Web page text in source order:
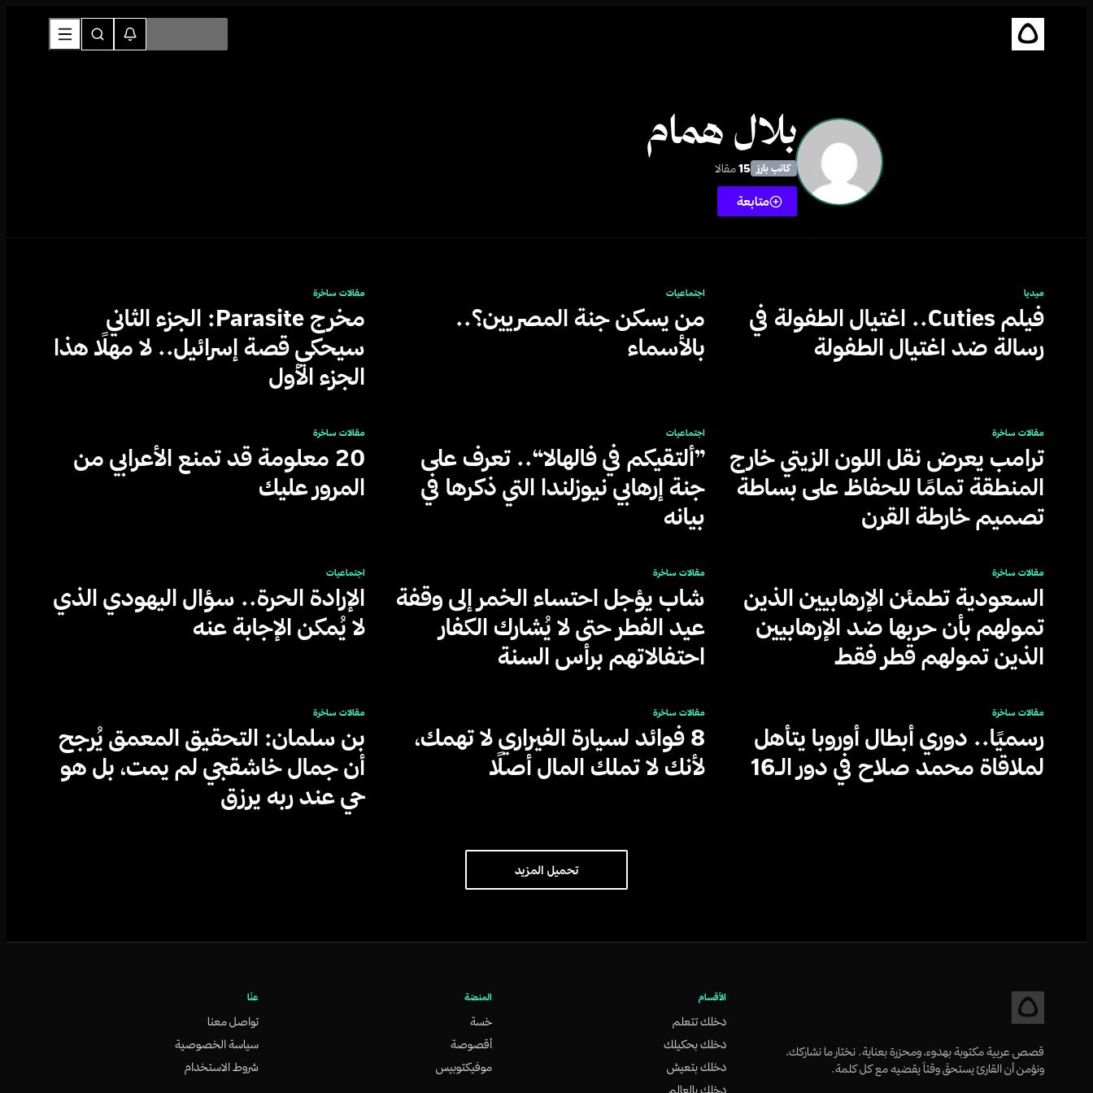
بلال همام
كاتب بارز 15مقالا
متابعة
ميديا
فيلم Cuties.. اغتيال الطفولة في
رسالة ضد اغتيال الطفولة
اجتماعيات
من يسكن جنة المصريين؟..
بالأسماء
مقالات ساخرة
مخرج Parasite: الجزء الثاني
سيحكي قصة إسرائيل.. لا مهلًا هذا
الجزء الأول
مقالات ساخرة
ترامب يعرض نقل اللون الزيتي خارج
المنطقة تمامًا للحفاظ على بساطة
تصميم خارطة القرن
اجتماعيات
”ألتقيكم في فالهالا“.. تعرف على
جنة إرهابي نيوزلندا التي ذكرها في
بيانه
مقالات ساخرة
20 معلومة قد تمنع الأعرابي من
المرور عليك
مقالات ساخرة
السعودية تطمئن الإرهابيين الذين
تمولهم بأن حربها ضد الإرهابيين
الذين تمولهم قطر فقط
مقالات ساخرة
شاب يؤجل احتساء الخمر إلى وقفة
عيد الفطر حتى لا يُشارك الكفار
احتفالاتهم برأس السنة
اجتماعيات
الإرادة الحرة.. سؤال اليهودي الذي
لا يُمكن الإجابة عنه
مقالات ساخرة
رسميًا.. دوري أبطال أوروبا يتأهل
لملاقاة محمد صلاح في دور الـ16
مقالات ساخرة
8 فوائد لسيارة الفيراري لا تهمك،
لأنك لا تملك المال أصلًا
مقالات ساخرة
بن سلمان: التحقيق المعمق يُرجح
أن جمال خاشقجي لم يمت، بل هو
حي عند ربه يرزق
تحميل المزيد
قصص عربية مكتوبة بهدوء، ومحرّرة بعناية. نختار ما نشاركك،
ونؤمن أن القارئ يستحقّ وقتاً يقضيه مع كل كلمة.
الأقسام
دخلك تتعلم
دخلك بحكيلك
دخلك بتعيش
دخلك بالعالم
المنصّة
خسة
أقصوصة
موفيكتوبيس
عنّا
تواصل معنا
سياسة الخصوصية
شروط الاستخدام